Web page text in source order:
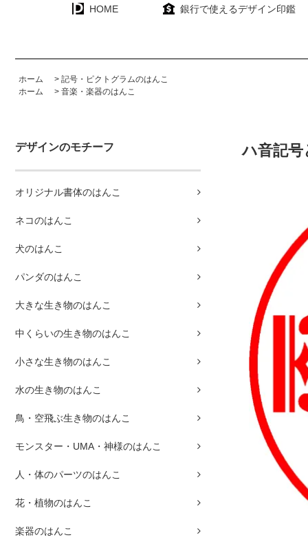
HOME 銀行で使えるデザイン印鑑
ホーム > 記号・ピクトグラムのはんこ
ホーム
> 音楽・楽器のはんこ
デザインのモチーフ
オリジナル書体のはんこ
ネコのはんこ
犬のはんこ
パンダのはんこ
大きな生き物のはんこ
中くらいの生き物のはんこ
小さな生き物のはんこ
水の生き物のはんこ
鳥・空飛ぶ生き物のはんこ
モンスター・UMA・神様のはんこ
人・体のパーツのはんこ
花・植物のはんこ
楽器のはんこ
ハ音記